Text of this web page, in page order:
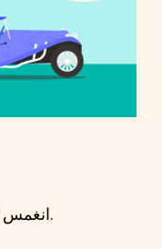
انغمس في القصة غير المروية لبوني وكلايد.